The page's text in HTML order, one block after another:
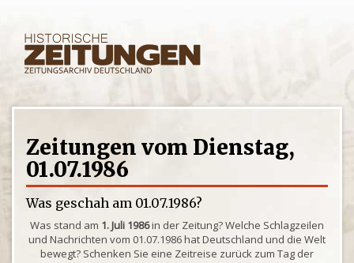
Zeitungen vom Dienstag,
01.07.1986
Was geschah am 01.07.1986?
Was stand am 1. Juli 1986in der Zeitung? Welche Schlagzeilen
und Nachrichten vom 01.07.1986 hat Deutschland und die Welt
bewegt? Schenken Sie eine Zeitreise zurück zum Tag der